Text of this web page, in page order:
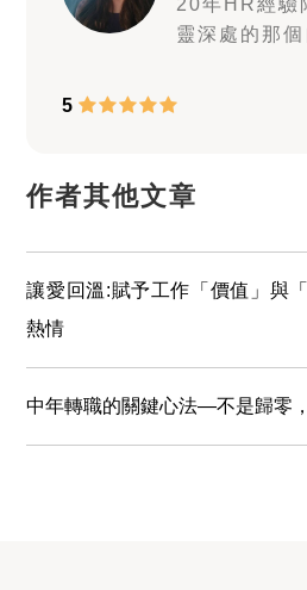
20年HR經驗
靈深處的那個
5
作者其他文章
讓愛回溫:賦予工作「價值」與
熱情
中年轉職的關鍵心法—不是歸零